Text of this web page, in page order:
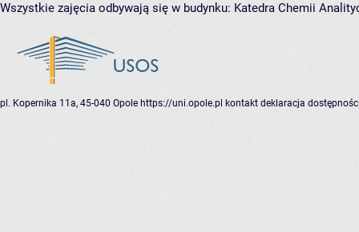
Wszystkie zajęcia odbywają się w budynku: Katedra Chemii
pl. Kopernika 11a, 45-040 Opole https://uni.opole.pl kontakt deklaracja